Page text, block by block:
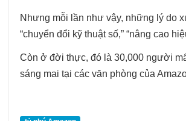
Nhưng mỗi lần như vậy, những lý do
“chuyển đổi kỹ thuật số,” “nâng cao
Còn ở đời thực, đó là 30,000 người
sáng mai tại các văn phòng của